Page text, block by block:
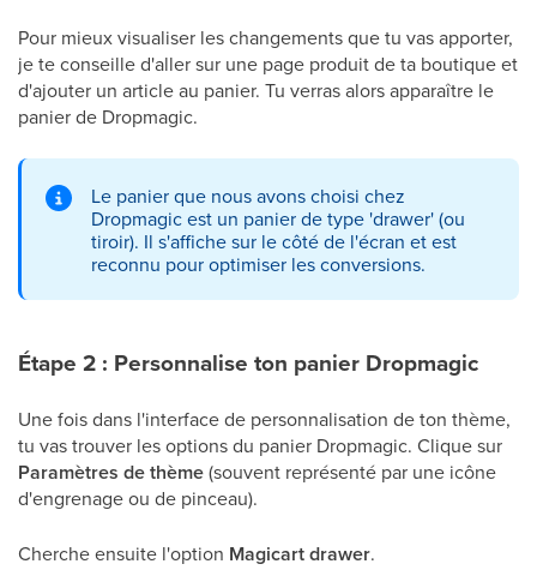
Pour mieux visualiser les changements que tu vas apporter,
je te conseille d'aller sur une page produit de ta boutique et
d'ajouter un article au panier. Tu verras alors apparaître le
panier de Dropmagic.
Le panier que nous avons choisi chez
Dropmagic est un panier de type 'drawer' (ou
tiroir). Il s'affiche sur le côté de l'écran et est
reconnu pour optimiser les conversions.
Étape 2 : Personnalise ton panier Dropmagic
Une fois dans l'interface de personnalisation de ton thème,
tu vas trouver les options du panier Dropmagic. Clique sur
Paramètres de thème(souvent représenté par une icône
d'engrenage ou de pinceau).
Cherche ensuite l'option Magicart drawer.